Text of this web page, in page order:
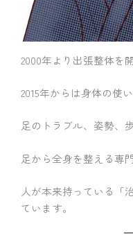
2000年より出張整体を開
2015年からは身体の使
足のトラブル、姿勢、
足から全身を整える専
人が本来持っている「
ています。